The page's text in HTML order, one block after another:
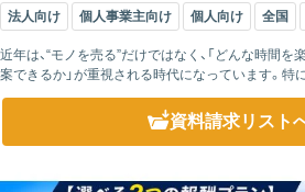
法人向け 個人事業主向け 個人向け 全国
近年は、“モノを売る”だけではなく、「どんな時間を
案できるか」が重視される時代になっています。特
験価値を求めるお客様も増えて
資料請求リスト